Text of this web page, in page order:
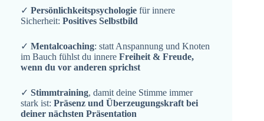
✓ Persönlichkeitspsychologie für innere
Sicherheit: Positives Selbstbild
✓ Mentalcoaching: statt Anspannung und Knoten
im Bauch fühlst du innere Freiheit & Freude,
wenn du vor anderen sprichst
✓ Stimmtraining, damit deine Stimme immer
stark ist: Präsenz und Überzeugungskraft bei
deiner nächsten Präsentation